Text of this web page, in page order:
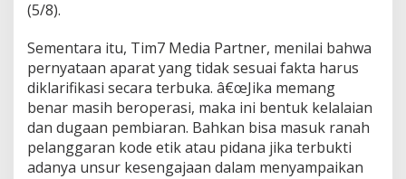
G
e
l
u
m
b
a
(5/8).
Sementara itu, Tim7 Media Partner, menilai bahwa
pernyataan aparat yang tidak sesuai fakta harus
diklarifikasi secara terbuka. â€œJika memang
benar masih beroperasi, maka ini bentuk kelalaian
dan dugaan pembiaran. Bahkan bisa masuk ranah
pelanggaran kode etik atau pidana jika terbukti
adanya unsur kesengajaan dalam menyampaikan